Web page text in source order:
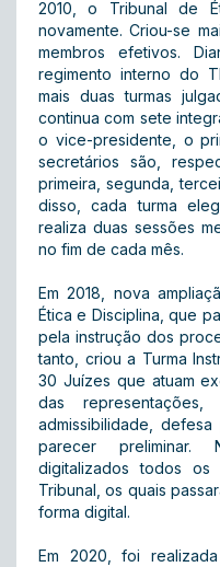
2010, o Tribunal de
novamente. Criou-se
membros efetivos.
regimento interno do
mais duas turmas
continua com sete
o vice-presidente, o
secretários são,
primeira, segunda,
disso, cada turma
realiza duas sessões
no fim de cada mês.
Em 2018, nova
Ética e Disciplina, que
pela instrução dos
tanto, criou a Turma
30 Juízes que atuam
das
admissibilidade,
parecer preliminar.
digitalizados todos os
Tribunal, os quais
forma digital.
Em 2020, foi